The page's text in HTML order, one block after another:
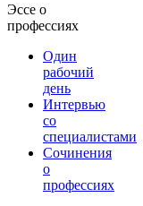
Эссе о
профессиях
Один
рабочий
день
Интервью
со
специалистами
Сочинения
о
профессиях